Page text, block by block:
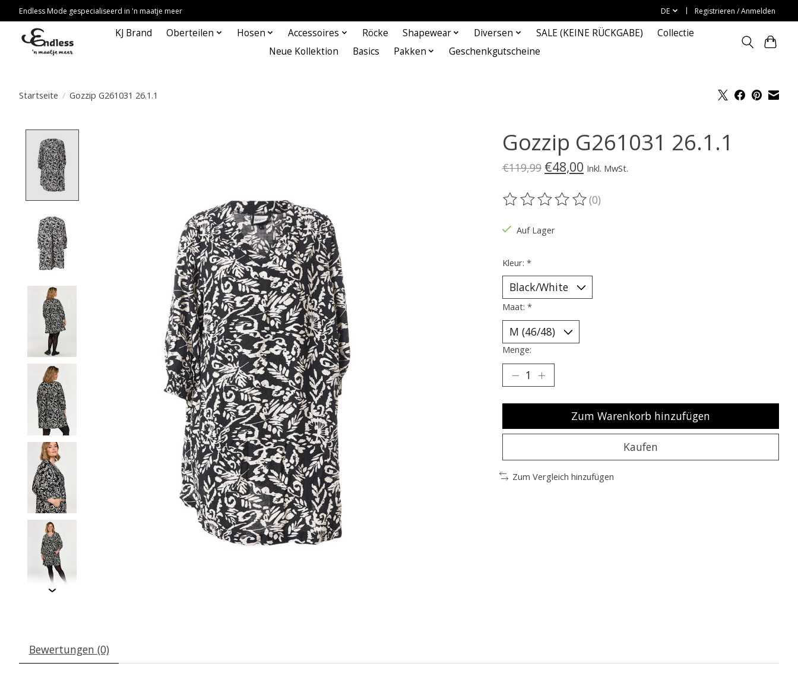
Endless Mode gespecialiseerd in 'n maatje meer DE Registrieren / Anmelden
KJ Brand Oberteilen Hosen Accessoires Röcke Shapewear Diversen SALE (KEINE RÜCKGABE)
Collectie
Neue Kollektion
Basics Pakken Geschenkgutscheine
Startseite / Gozzip G261031 26.1.1
Gozzip G261031 26.1.1
€119,99 €48,00 Inkl. MwSt.
Die Bewertung dieses Produkts ist
(0)
Auf Lager
Kleur: *
Maat: *
Menge:
Zum Warenkorb hinzufügen
Kaufen
Zum Vergleich hinzufügen
Bewertungen (0)